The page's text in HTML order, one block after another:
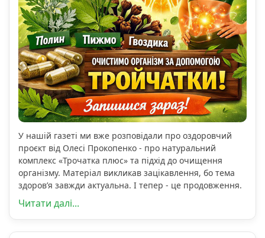
У нашій газеті ми вже розповідали про оздоровчий
проєкт від Олесі Прокопенко - про натуральний
комплекс «Трочатка плюс» та підхід до очищення
організму. Матеріал викликав зацікавлення, бо тема
здоров’я завжди актуальна. І тепер - це продовження.
Читати далі...